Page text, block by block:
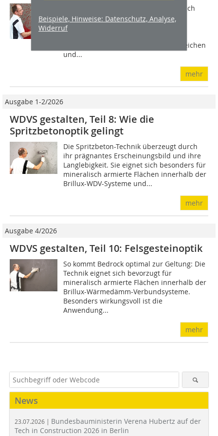
Beispiele, Hinweise: Datenschutz, Analyse,
Widerruf
Die Kreativtechnik Rillenputz eignet sich
besonders für zusammenhängende
Fassadenflächen, die gegliedert oder
zweifarbige Spiel aus erhabenen Bereichen
und...
mehr
Ausgabe 1-2/2026
WDVS gestalten, Teil 8: Wie die
Spritzbetonoptik gelingt
Die Spritzbeton-Technik überzeugt durch
ihr prägnantes Erscheinungsbild und ihre
Langlebigkeit. Sie eignet sich besonders für
mineralisch armierte Flächen innerhalb der
Brillux-WDV-Systeme und...
mehr
Ausgabe 4/2026
WDVS gestalten, Teil 10: Felsgesteinoptik
So kommt Bedrock optimal zur Geltung: Die
Technik eignet sich bevorzugt für
mineralisch armierte Flächen innerhalb der
Brillux-Wärmedämm-Verbundsysteme.
Besonders wirkungsvoll ist die
Anwendung...
mehr
News
23.07.2026 | Bundesbauministerin Verena Hubertz auf der
Tech in Construction 2026 in Berlin